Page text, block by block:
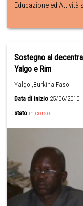
Educazione ed Attività
Sostegno al
Yalgo e Rim
Yalgo ,Burkina Faso
Data di inizio 25/06/2010
stato in corso